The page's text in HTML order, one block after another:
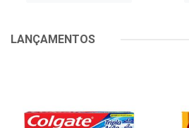
LANÇAMENTOS